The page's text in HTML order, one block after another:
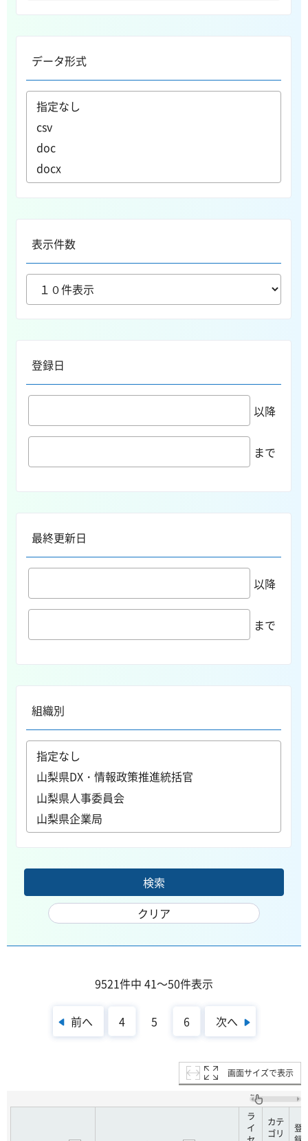
データ形式
表示件数
登録日
以降
まで
最終更新日
以降
まで
組織別
9521件中 41～50件表示
前へ 4 5 6 次へ
画面サイズで表示
ラ
イ
カテ
ゴリ
登